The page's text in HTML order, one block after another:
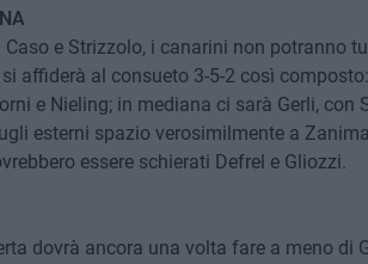
Caso e Strizzolo, i canarini non potranno
affiderà al consueto 3-5-2 così
e Nieling; in mediana ci sarà Gerli, con
esterni spazio verosimilmente a
essere schierati Defrel e Gliozzi.
dovrà ancora una volta fare a meno di